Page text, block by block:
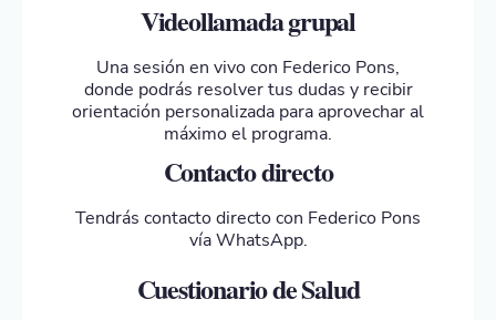
Videollamada grupal
Una sesión en vivo con Federico Pons,
donde podrás resolver tus dudas y recibir
orientación personalizada para aprovechar al
máximo el programa.
Contacto directo
Tendrás contacto directo con Federico Pons
vía WhatsApp.
Cuestionario de Salud